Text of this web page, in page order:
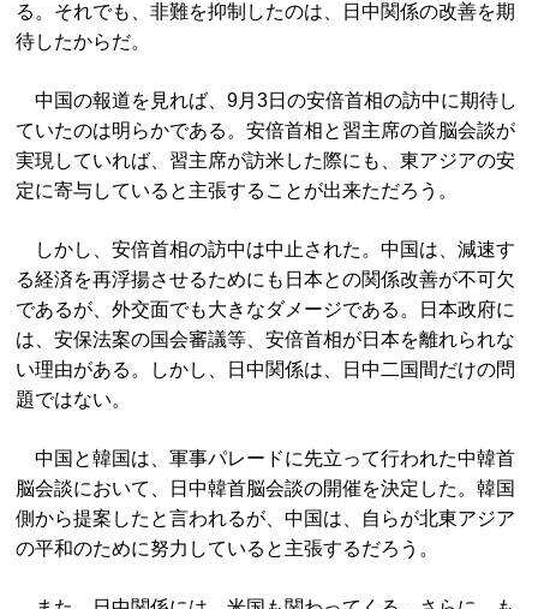
る。それでも、非難を抑制したのは、日中関係の改善を期
待したからだ。
中国の報道を見れば、9月3日の安倍首相の訪中に期待し
ていたのは明らかである。安倍首相と習主席の首脳会談が
実現していれば、習主席が訪米した際にも、東アジアの安
定に寄与していると主張することが出来ただろう。
しかし、安倍首相の訪中は中止された。中国は、減速す
る経済を再浮揚させるためにも日本との関係改善が不可欠
であるが、外交面でも大きなダメージである。日本政府に
は、安保法案の国会審議等、安倍首相が日本を離れられな
い理由がある。しかし、日中関係は、日中二国間だけの問
題ではない。
中国と韓国は、軍事パレードに先立って行われた中韓首
脳会談において、日中韓首脳会談の開催を決定した。韓国
側から提案したと言われるが、中国は、自らが北東アジア
の平和のために努力していると主張するだろう。